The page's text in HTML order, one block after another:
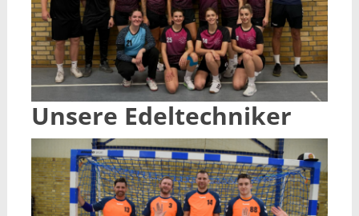
Unsere Edeltechniker